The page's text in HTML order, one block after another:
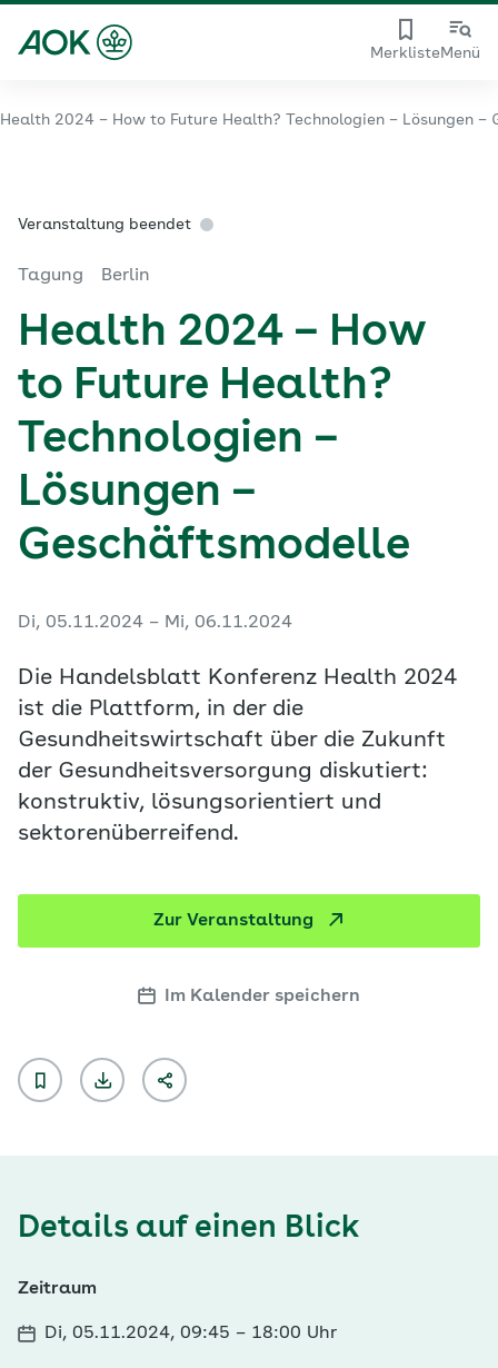
MerklisteMenü
Health 2024 – How to Future Health? Technologien – Lösungen –
Veranstaltung beendet
Tagung Berlin
Health 2024 – How
to Future Health?
Technologien –
Lösungen –
Geschäftsmodelle
Di, 05.11.2024 – Mi, 06.11.2024
Die Handelsblatt Konferenz Health 2024
ist die Plattform, in der die
Gesundheitswirtschaft über die Zukunft
der Gesundheitsversorgung diskutiert:
konstruktiv, lösungsorientiert und
sektorenüberreifend.
Zur Veranstaltung
Im Kalender speichern
Details auf einen Blick
Zeitraum
Di, 05.11.2024, 09:45 – 18:00 Uhr